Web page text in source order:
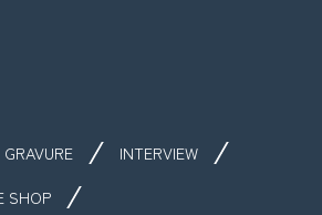
GRAVURE
INTERVIEW
SHOP